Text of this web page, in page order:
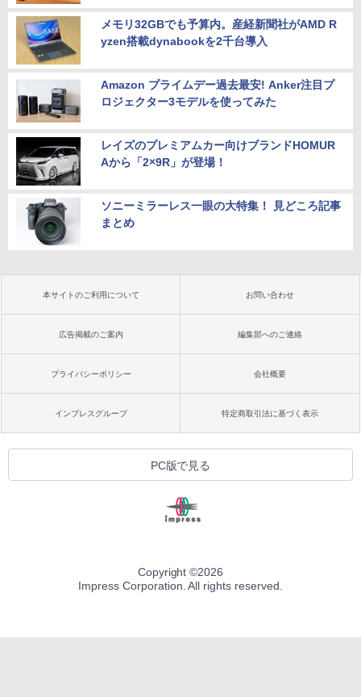
メモリ32GBでも予算内。産経新聞社がAMD R
yzen搭載dynabookを2千台導入
Amazon プライムデー過去最安! Anker注目プ
ロジェクター3モデルを使ってみた
レイズのプレミアムカー向けブランドHOMUR
Aから「2×9R」が登場！
ソニーミラーレス一眼の大特集！ 見どころ記事
まとめ
本サイトのご利用について お問い合わせ
広告掲載のご案内 編集部へのご連絡
プライバシーポリシー 会社概要
インプレスグループ 特定商取引法に基づく表示
PC版で見る
Copyright ©2026
Impress Corporation. All rights reserved.